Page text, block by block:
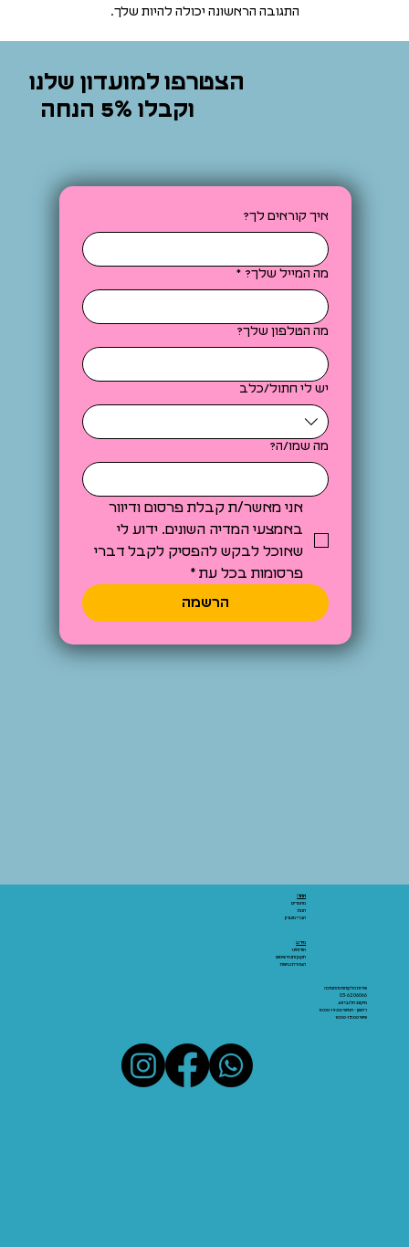
התגובה הראשונה יכולה להיות שלך.
הצטרפו למועדון שלנו
וקבלו 5% הנחה
איך קוראים לך?
מה המייל שלך? *
מה הטלפון שלך?
יש לי חתול/כלב
מה שמו/ה?
אני מאשר/ת קבלת פרסום ודיוור
באמצעי המדיה השונים. ידוע לי
שאוכל לבקש להפסיק לקבל דברי
פרסומות בכל עת *
הרשמה
שירות הלקוחות והתמיכה
03-6206066
מיקום: אלנבי 43
ראשון - חמישי 10:00-19:00
שישי 10:00-15:00
אתר:
מאמרים
חנות
חברי מועדון
מידע:
אודותינו
תקנון ותנאי שימוש
הצהרת נגישות